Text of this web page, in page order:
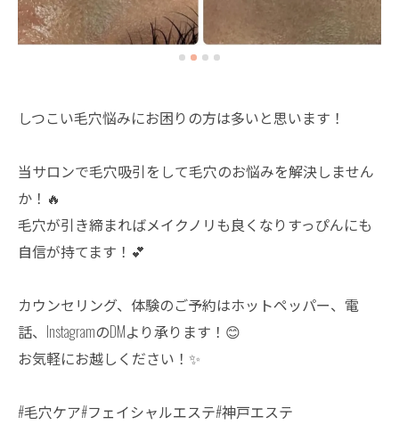
しつこい毛穴悩みにお困りの方は多いと思います！
当サロンで毛穴吸引をして毛穴のお悩みを解決しません
か！🔥
毛穴が引き締まればメイクノリも良くなりすっぴんにも
自信が持てます！💕
カウンセリング、体験のご予約はホットペッパー、電
話、InstagramのDMより承ります！😊
お気軽にお越しください！✨
#毛穴ケア#フェイシャルエステ#神戸エステ